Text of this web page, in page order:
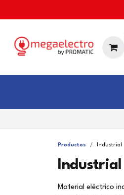
Productos Industrial
Industrial
Material eléctrico